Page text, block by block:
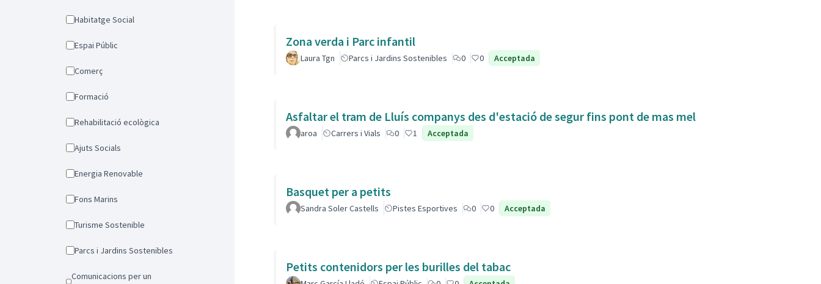
Habitatge Social
Espai Públic
Comerç
Formació
Rehabilitació ecològica
Ajuts Socials
Energia Renovable
Fons Marins
Turisme Sostenible
Parcs i Jardins Sostenibles
Comunicacions per un
Zona verda i Parc infantil
Laura Tgn Parcs i Jardins Sostenibles 0 0 Acceptada
Asfaltar el tram de Lluís companys des d'estació de segur fins pont de mas mel
aroa Carrers i Vials 0 1 Acceptada
Basquet per a petits
Sandra Soler Castells Pistes Esportives 0 0 Acceptada
Petits contenidors per les burilles del tabac